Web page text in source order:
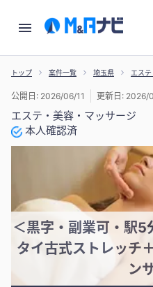
トップ 案件一覧 埼玉県 エス
エステ・美容・マッサージ
本人確認済
公開日: 2026/06/11 更新日: 2026/
＜黒字・副業可・駅5
タイ古式ストレッチ
ン